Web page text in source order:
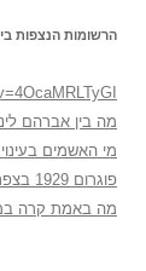
הרשומות הנצפות
מה בין אברהם
מי האשמים
פוגרום 1929 בצפת "עולמנו חרב עלינו"
מה באמת קרה